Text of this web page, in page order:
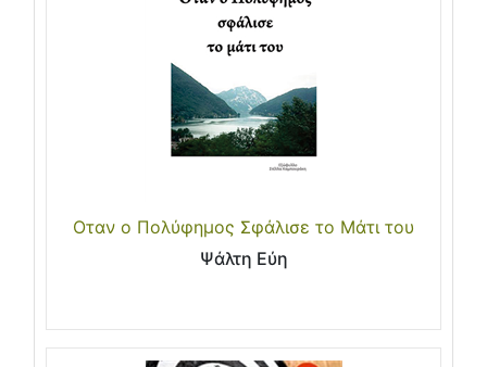
Οταν ο Πολύφημος Σφάλισε το Μάτι του
Ψάλτη Εύη